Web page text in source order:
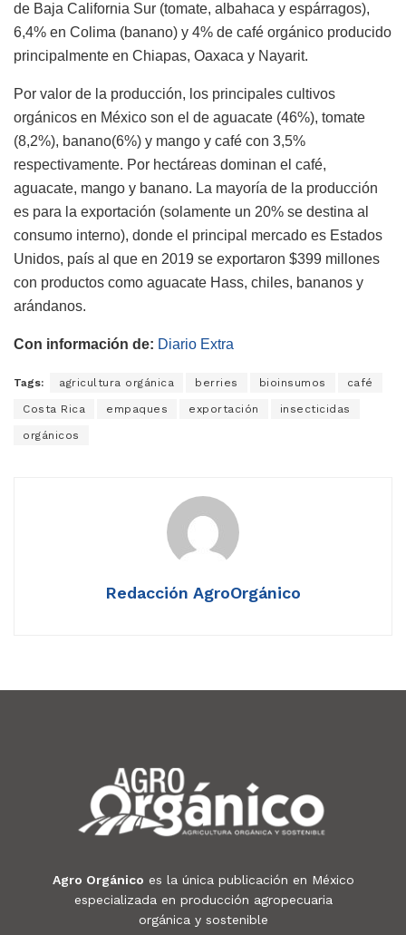
de Baja California Sur (tomate, albahaca y espárragos),
6,4% en Colima (banano) y 4% de café orgánico producido
principalmente en Chiapas, Oaxaca y Nayarit.
Por valor de la producción, los principales cultivos
orgánicos en México son el de aguacate (46%), tomate
(8,2%), banano(6%) y mango y café con 3,5%
respectivamente. Por hectáreas dominan el café,
aguacate, mango y banano. La mayoría de la producción
es para la exportación (solamente un 20% se destina al
consumo interno), donde el principal mercado es Estados
Unidos, país al que en 2019 se exportaron $399 millones
con productos como aguacate Hass, chiles, bananos y
arándanos.
Con información de: Diario Extra
Tags: agricultura orgánica berries bioinsumos café
Costa Rica empaques exportación insecticidas
orgánicos
Redacción AgroOrgánico
Agro Orgánico es la única publicación en México
especializada en producción agropecuaria
orgánica y sostenible